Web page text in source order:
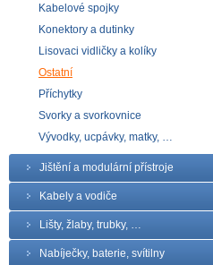
Kabelové spojky
Konektory a dutinky
Lisovaci vidličky a kolíky
Ostatní
Příchytky
Svorky a svorkovnice
Vývodky, ucpávky, matky, …
Jištění a modulární přístroje
Kabely a vodiče
Lišty, žlaby, trubky, …
Nabíječky, baterie, svítilny